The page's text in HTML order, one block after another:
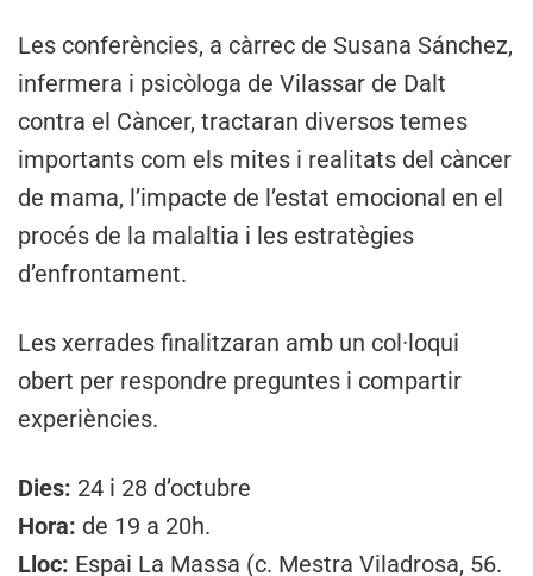
Les conferències, a càrrec de Susana Sánchez,
infermera i psicòloga de Vilassar de Dalt
contra el Càncer, tractaran diversos temes
importants com els mites i realitats del càncer
de mama, l’impacte de l’estat emocional en el
procés de la malaltia i les estratègies
d’enfrontament.
Les xerrades finalitzaran amb un col·loqui
obert per respondre preguntes i compartir
experiències.
Dies: 24 i 28 d’octubre
Hora: de 19 a 20h.
Lloc: Espai La Massa (c. Mestra Viladrosa, 56.